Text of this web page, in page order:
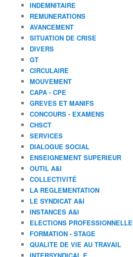
INDEMNITAIRE
REMUNERATIONS
AVANCEMENT
SITUATION DE CRISE
DIVERS
GT
CIRCULAIRE
MOUVEMENT
CAPA - CPE
GREVES ET MANIFS
CONCOURS - EXAMENS
CHSCT
SERVICES
DIALOGUE SOCIAL
ENSEIGNEMENT SUPERIEUR
OUTIL A&I
COLLECTIVITÉ
LA REGLEMENTATION
LE SYNDICAT A&I
INSTANCES A&I
ELECTIONS
FORMATION - STAGE
QUALITE DE VIE AU TRAVAIL